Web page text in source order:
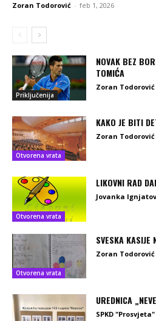
Zoran Todorović - feb 1, 2026
Priključenija
NOVAK BEZ
TOMIĆA
Zoran Todorović
Otvorena vrata
KAKO JE BITI
Zoran Todorović
Otvorena vrata
LIKOVNI RAD
Jovanka
Otvorena vrata
SVESKA KASIJE
Zoran Todorović
UREDNICA
SPKD